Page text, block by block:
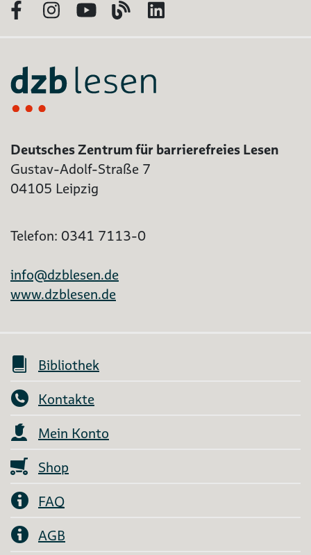
FacebookInstagram
YouTubeBlog
Deutsches Zentrum für barrierefreies Lesen
Gustav-Adolf-Straße 7
04105 Leipzig
Telefon: 0341 7113-0
info@dzblesen.de
www.dzblesen.de
Bibliothek
Kontakte
Mein Konto
Shop
FAQ
AGB